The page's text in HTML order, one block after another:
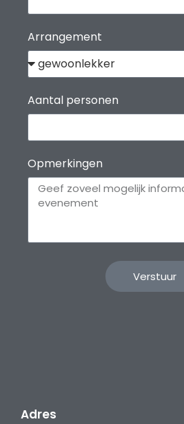
Arrangement
Aantal personen
Opmerkingen
Verstuur
Adres